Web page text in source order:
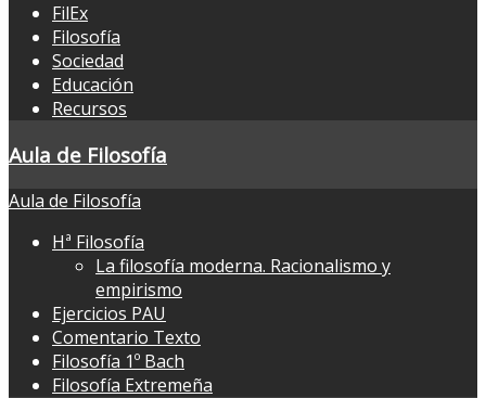
FilEx
Filosofía
Sociedad
Educación
Recursos
Aula de Filosofía
Aula de Filosofía
Hª Filosofía
La filosofía moderna. Racionalismo y
empirismo
Ejercicios PAU
Comentario Texto
Filosofía 1º Bach
Filosofía Extremeña